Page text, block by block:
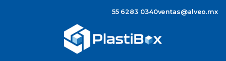
55 6283 0340ventas@alveo.mx